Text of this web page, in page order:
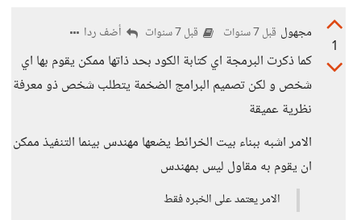
1
مجهول قبل 7 سنوات قبل 7 سنوات أضف ردا
كما ذكرت البرمجة اي كتابة الكود بحد ذاتها ممكن يقوم بها اي
شخص و لكن تصميم البرامج الضخمة يتطلب شخص ذو معرفة
نظرية عميقة
الامر اشبه ببناء بيت الخرائط يضعها مهندس بينما التنفيذ ممكن
ان يقوم به مقاول ليس بمهندس
الامر يعتمد على الخبره فقط